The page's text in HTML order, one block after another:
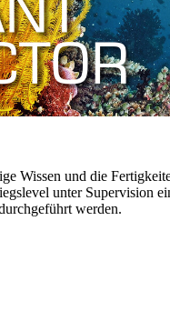
Wissen und die
unter Supervision
werden.